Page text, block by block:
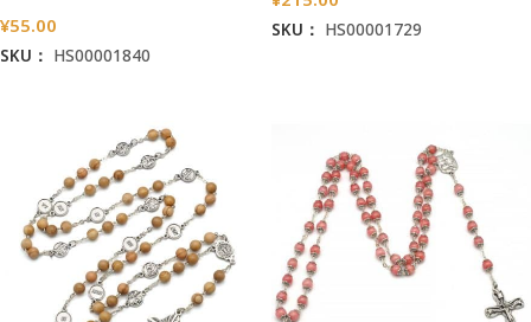
¥55.00
SKU： HS00001840
SKU： HS00001729